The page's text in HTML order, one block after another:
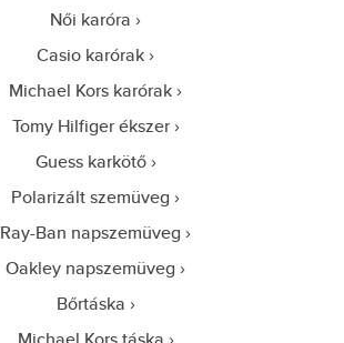
Női karóra
Casio karórak
Michael Kors karórak
Tomy Hilfiger ékszer
Guess karkötő
Polarizált szemüveg
Ray-Ban napszemüveg
Oakley napszemüveg
Bőrtáska